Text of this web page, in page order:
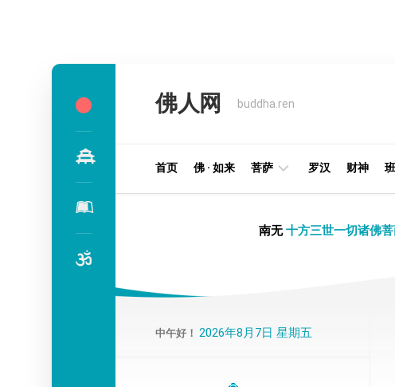
佛人网 buddha.ren
首页 佛 · 如来 菩萨
王
罗汉 财神
南无十方三世一切诸佛
中午好！ 2026年8月7日 星期五